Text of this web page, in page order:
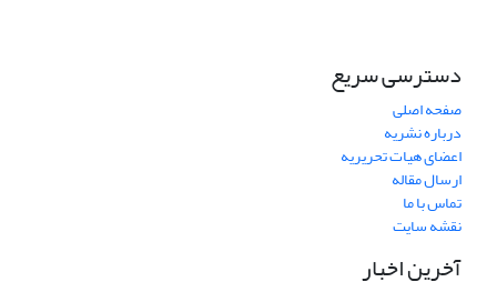
دسترسی سریع
صفحه اصلی
درباره نشریه
اعضای هیات تحریریه
ارسال مقاله
تماس با ما
نقشه سایت
آخرین اخبار